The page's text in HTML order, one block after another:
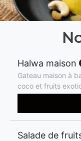
Halwa maison
Gateau maison à
coco et fruits
Salade de